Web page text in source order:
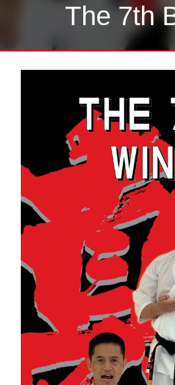
The 7th